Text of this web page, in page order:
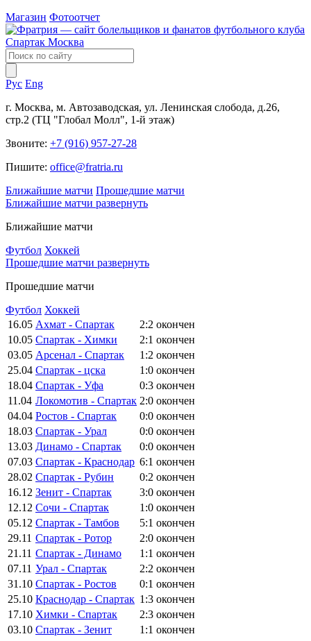
Магазин Фотоотчет
Рус Eng
г. Москва, м. Автозаводская, ул. Ленинская слобода, д.26,
стр.2 (ТЦ "Глобал Молл", 1-й этаж)
Звоните: +7 (916) 957-27-28
Пишите: office@fratria.ru
Ближайшие матчи Прошедшие матчи
Ближайшие матчи развернуть
Ближайшие матчи
Футбол Хоккей
Прошедшие матчи развернуть
Прошедшие матчи
Футбол Хоккей
16.05 Ахмат - Спартак 2:2 окончен
10.05 Спартак - Химки 2:1 окончен
03.05 Арсенал - Спартак 1:2 окончен
25.04 Спартак - цска 1:0 окончен
18.04 Спартак - Уфа 0:3 окончен
11.04 Локомотив - Спартак 2:0 окончен
04.04 Ростов - Спартак 0:0 окончен
18.03 Спартак - Урал 0:0 окончен
13.03 Динамо - Спартак 0:0 окончен
07.03 Спартак - Краснодар 6:1 окончен
28.02 Спартак - Рубин 0:2 окончен
16.12 Зенит - Спартак 3:0 окончен
12.12 Сочи - Спартак 1:0 окончен
05.12 Спартак - Тамбов 5:1 окончен
29.11 Спартак - Ротор 2:0 окончен
21.11 Спартак - Динамо 1:1 окончен
07.11 Урал - Спартак 2:2 окончен
31.10 Спартак - Ростов 0:1 окончен
25.10 Краснодар - Спартак 1:3 окончен
17.10 Химки - Спартак 2:3 окончен
03.10 Спартак - Зенит 1:1 окончен